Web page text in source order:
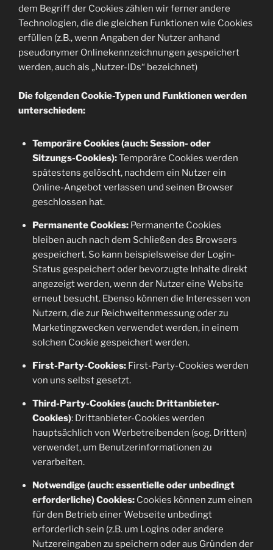
dem Begriff der Cookies zählen wir ferner andere
Technologien, die die gleichen Funktionen wie Cookies
erfüllen (z.B., wenn Angaben der Nutzer anhand
pseudonymer Onlinekennzeichnungen gespeichert
werden, auch als „Nutzer-IDs“ bezeichnet)
Die folgenden Cookie-Typen und Funktionen werden
unterschieden:
Temporäre Cookies (auch: Session- oder
Sitzungs-Cookies):Temporäre Cookies werden
spätestens gelöscht, nachdem ein Nutzer ein
Online-Angebot verlassen und seinen Browser
geschlossen hat.
Permanente Cookies:Permanente Cookies
bleiben auch nach dem Schließen des Browsers
gespeichert. So kann beispielsweise der Login-
Status gespeichert oder bevorzugte Inhalte direkt
angezeigt werden, wenn der Nutzer eine Website
erneut besucht. Ebenso können die Interessen von
Nutzern, die zur Reichweitenmessung oder zu
Marketingzwecken verwendet werden, in einem
solchen Cookie gespeichert werden.
First-Party-Cookies:First-Party-Cookies werden
von uns selbst gesetzt.
Third-Party-Cookies (auch: Drittanbieter-
Cookies): Drittanbieter-Cookies werden
hauptsächlich von Werbetreibenden (sog. Dritten)
verwendet, um Benutzerinformationen zu
verarbeiten.
Notwendige (auch: essentielle oder unbedingt
erforderliche) Cookies:Cookies können zum einen
für den Betrieb einer Webseite unbedingt
erforderlich sein (z.B. um Logins oder andere
Nutzereingaben zu speichern oder aus Gründen der